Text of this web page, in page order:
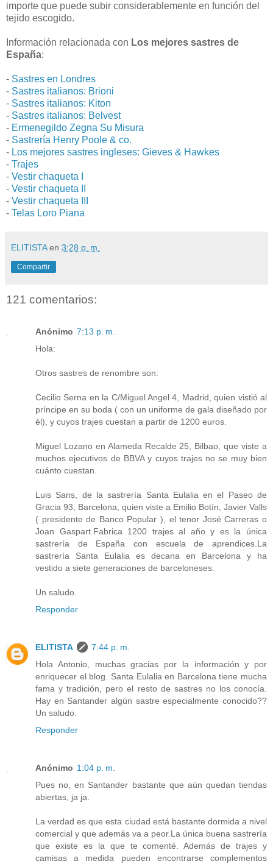
importe que puede subir considerablemente en función del
tejido escogido.
Información relacionada con Los mejores sastres de
España:
- Sastres en Londres
- Sastres italianos: Brioni
- Sastres italianos: Kiton
- Sastres italianos: Belvest
- Ermenegildo Zegna Su Misura
- Sastrería Henry Poole & co.
- Los mejores sastres ingleses: Gieves & Hawkes
- Trajes
- Vestir chaqueta I
- Vestir chaqueta II
- Vestir chaqueta III
- Telas Loro Piana
ELITISTA en 3:28 p. m.
Compartir
121 comentarios:
Anónimo 7:13 p. m.
Hola:
Otros sastres de renombre son:
Cecilio Serna en la C/Miguel Angel 4, Madrid, quien vistió al
príncipe en su boda ( con un uniforme de gala diseñado por
él), y cuyos trajes cuestan a partir de 1200 euros.
Miguel Lozano en Alameda Recalde 25, Bilbao, que viste a
muchos ejecutivos de BBVA y cuyos trajes no se muy bien
cuánto cuestan.
Luis Sans, de la sastrería Santa Eulalia en el Paseo de
Gracia 93, Barcelona, quien viste a Emilio Botín, Javier Valls
( presidente de Banco Popular ), el tenor José Carreras o
Joan Gaspart.Fabrica 1200 trajes al año y es la única
sastrería de España con escuela de aprendices.La
sastrería Santa Eulalia es decana en Barcelona y ha
vestido a siete generaciones de barceloneses.
Un saludo.
Responder
ELITISTA
7:44 p. m.
Hola Antonio, muchas gracias por la información y por
enriquecer el blog. Santa Eulalia en Barcelona tiene mucha
fama y tradición, pero el resto de sastres no los conocía.
Hay en Santander algún sastre especialmente conocido??
Un saludo.
Responder
Anónimo 1:04 p. m.
Pues no, en Santander bastante que aún quedan tiendas
abiertas, ja ja.
La verdad es que esta ciudad está bastante dormida a nivel
comercial y que además va a peor.La única buena sastrería
que existe es la que te comenté. Además de trajes y
camisas a medida pueden encontrarse complementos